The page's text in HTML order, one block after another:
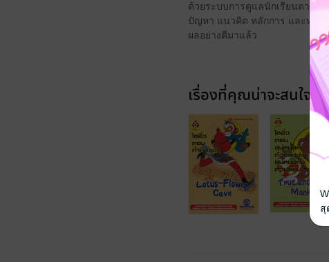
ด้วยระบบการดูแลนักเรียนตามโ
ปัญหา แนวคิด หลักการ และทฤษ
ผลอย่างดีมาแล้ว
เรื่องที่คุณน่าจะสนใจ
สุ